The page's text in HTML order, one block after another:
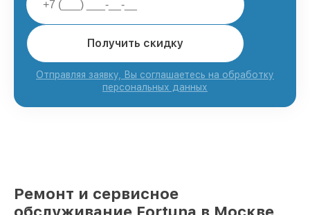
Получить скидку
Отправляя заявку, Вы соглашаетесь на обработку
персональных данных
Ремонт и сервисное